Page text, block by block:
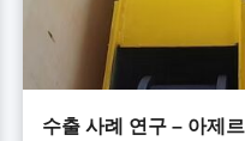
수출 사례 연구 – 아제